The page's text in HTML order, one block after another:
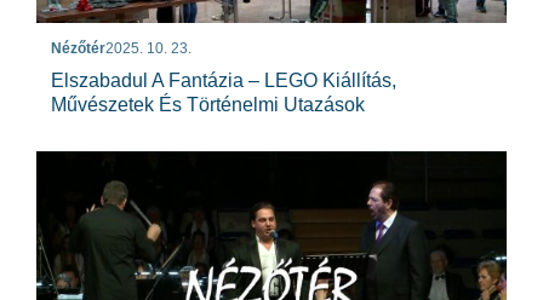
Nézőtér2025. 10. 23.
Elszabadul A Fantázia – LEGO Kiállítás,
Művészetek És Történelmi Utazások